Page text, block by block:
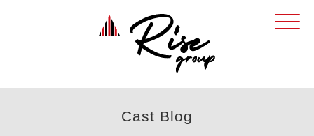
Click
Cast Blog